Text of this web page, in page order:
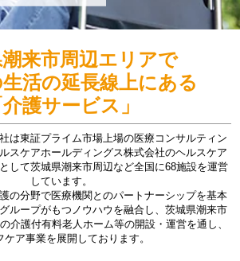
来市周辺エリアで
活の延長線上にある
介護サービス」
は東証プライム市場上場の医療コンサルティン
スケアホールディングス株式会社のヘルスケア
して茨城県潮来市周辺など全国に68施設を運営
しています。
の分野で医療機関とのパートナーシップを基本
ループがもつノウハウを融合し、茨城県潮来市
介護付有料老人ホーム等の開設・運営を通し、
ケア事業を展開しております。